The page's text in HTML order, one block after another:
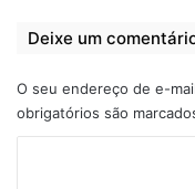
Municipal de
Deixe um
O seu endereço de e-
obrigatórios são